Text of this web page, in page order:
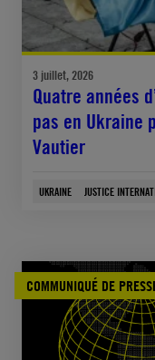
3 juillet, 2026
Quatre années
pas en Ukraine
Vautier
UKRAINE JUSTICE
COMMUNIQUÉ DE